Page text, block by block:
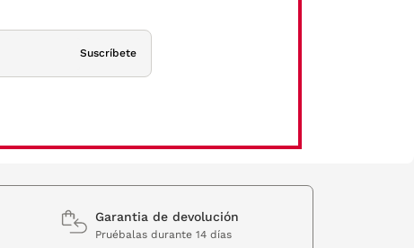
Suscríbete
Garantia de devolución
Pruébalas durante 14 días